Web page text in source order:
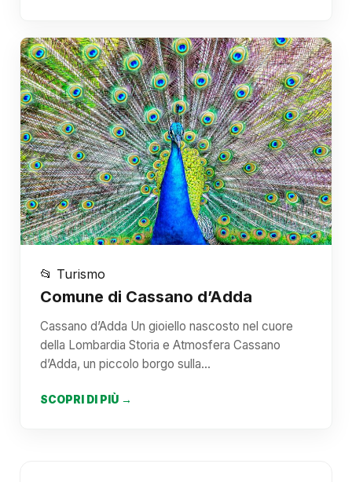
📂 Turismo
Comune di Cassano d’Adda
Cassano d’Adda Un gioiello nascosto nel cuore
della Lombardia Storia e Atmosfera Cassano
d’Adda, un piccolo borgo sulla…
SCOPRI DI PIÙ →